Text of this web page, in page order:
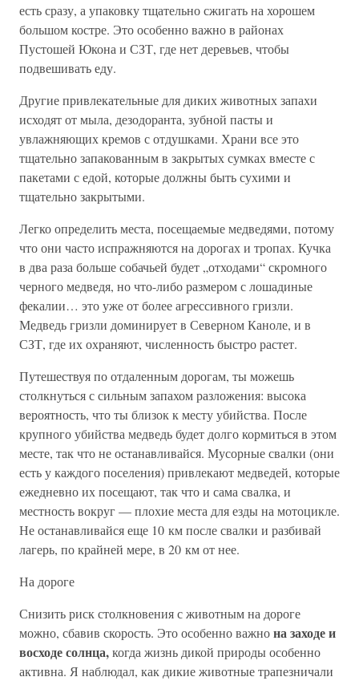
есть сразу, а упаковку тщательно сжигать на хорошем
большом костре. Это особенно важно в районах
Пустошей Юкона и СЗТ, где нет деревьев, чтобы
подвешивать еду.
Другие привлекательные для диких животных запахи
исходят от мыла, дезодоранта, зубной пасты и
увлажняющих кремов с отдушками. Храни все это
тщательно запакованным в закрытых сумках вместе с
пакетами с едой, которые должны быть сухими и
тщательно закрытыми.
Легко определить места, посещаемые медведями, потому
что они часто испражняются на дорогах и тропах. Кучка
в два раза больше собачьей будет „отходами“ скромного
черного медведя, но что-либо размером с лошадиные
фекалии… это уже от более агрессивного гризли.
Медведь гризли доминирует в Северном Каноле, и в
СЗТ, где их охраняют, численность быстро растет.
Путешествуя по отдаленным дорогам, ты можешь
столкнуться с сильным запахом разложения: высока
вероятность, что ты близок к месту убийства. После
крупного убийства медведь будет долго кормиться в этом
месте, так что не останавливайся. Мусорные свалки (они
есть у каждого поселения) привлекают медведей, которые
ежедневно их посещают, так что и сама свалка, и
местность вокруг — плохие места для езды на мотоцикле.
Не останавливайся еще 10 км после свалки и разбивай
лагерь, по крайней мере, в 20 км от нее.
На дороге
Снизить риск столкновения с животным на дороге
можно, сбавив скорость. Это особенно важнона заходе и
восходе солнца,когда жизнь дикой природы особенно
активна. Я наблюдал, как дикие животные трапезничали